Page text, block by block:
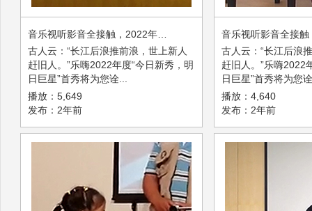
古人云：“长江后浪推前浪，世上新人
赶旧人。”乐嗨2022年度“今日新秀，明
日巨星”首秀将为您诠...
播放：5,649
发布：2年前
古人云：“长江后浪
赶旧人。”乐嗨2022
日巨星”首秀将为您
播放：4,640
发布：2年前